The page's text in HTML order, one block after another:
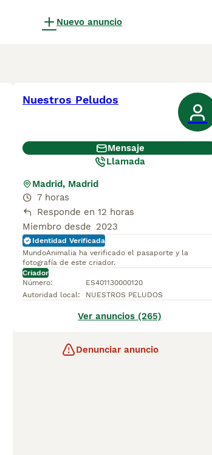
Nuevo anuncio
Nuestros Peludos
Mensaje
Llamada
Madrid, Madrid
7 horas
Responde en 12 horas
Miembro desde 2023
Identidad Verificada
MundoAnimalia ha verificado el pasaporte y la
fotografía de este criador.
Criador
Número:
ES401130000120
Autoridad local: NUESTROS PELUDOS
Ver anuncios (265)
Denunciar anuncio